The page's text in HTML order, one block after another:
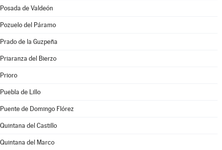
Posada de Valdeón
Pozuelo del Páramo
Prado de la Guzpeña
Priaranza del Bierzo
Prioro
Puebla de Lillo
Puente de Domingo Flórez
Quintana del Castillo
Quintana del Marco